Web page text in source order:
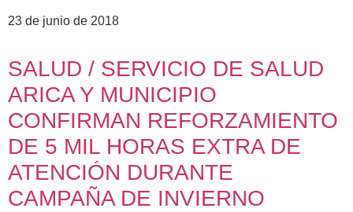
23 de junio de 2018
SALUD / SERVICIO DE SALUD
ARICA Y MUNICIPIO
CONFIRMAN REFORZAMIENTO
DE 5 MIL HORAS EXTRA DE
ATENCIÓN DURANTE
CAMPAÑA DE INVIERNO